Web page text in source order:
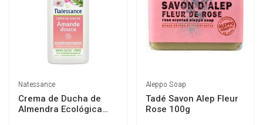
Natessance
Crema de Ducha de
Almendra Ecológica
Aleppo Soap
Tadé Savon Alep Fleur
Rose 100g